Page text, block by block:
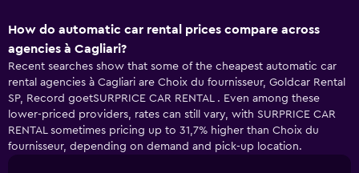
How do automatic car rental prices compare across
agencies à Cagliari?
Recent searches show that some of the cheapest automatic car
rental agencies à Cagliari are Choix du fournisseur, Goldcar Rental
SP, Record goetSURPRICE CAR RENTAL . Even among these
lower-priced providers, rates can still vary, with SURPRICE CAR
RENTAL sometimes pricing up to 31,7% higher than Choix du
fournisseur, depending on demand and pick-up location.